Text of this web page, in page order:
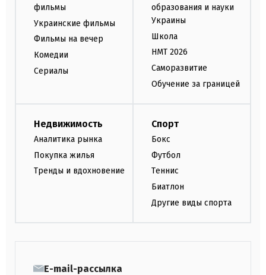
фильмы
Украинские фильмы
Фильмы на вечер
Комедии
Сериалы
образования и науки
Украины
Школа
НМТ 2026
Саморазвитие
Обучение за границей
Недвижимость
Аналитика рынка
Покупка жилья
Тренды и вдохновение
Спорт
Бокс
Футбол
Теннис
Биатлон
Другие виды спорта
E-mail-рассылка